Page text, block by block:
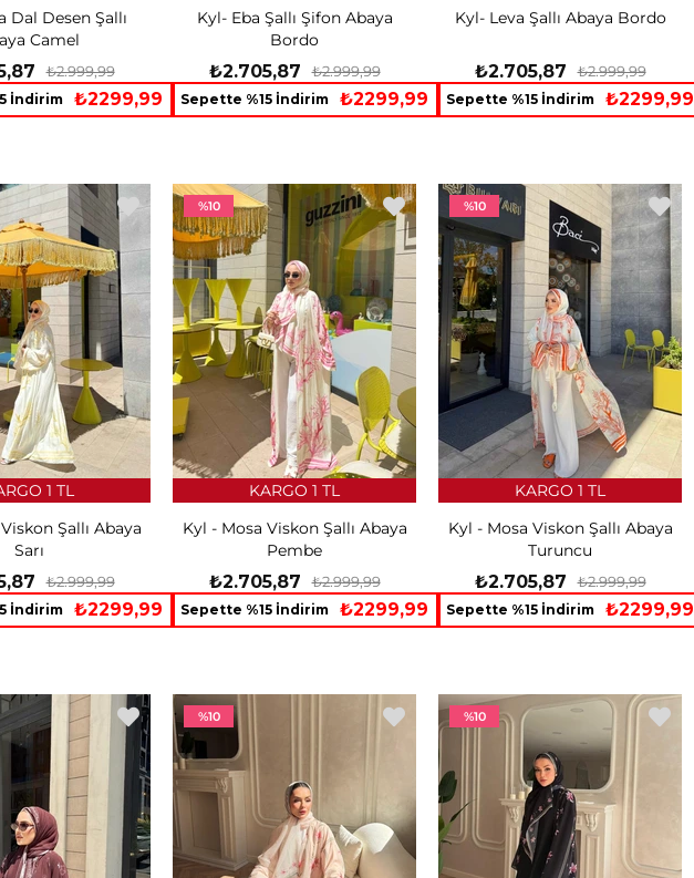
Dal Desen Şallı
Camel
₺2.999,99
İndirim ₺2299,99
Kyl- Eba Şallı Şifon Abaya
Bordo
₺2.705,87 ₺2.999,99
Sepette %15 İndirim ₺2299,99
Kyl- Leva Şallı Abaya Bordo
₺2.705,87 ₺2.999,99
Sepette %15 İndirim ₺2299,99
Şallı Abaya
Sarı
₺2.999,99
İndirim ₺2299,99
1 TL
Kyl - Mosa Viskon Şallı Abaya
Pembe
₺2.705,87 ₺2.999,99
Sepette %15 İndirim ₺2299,99
KARGO 1 TL
%10
Kyl - Mosa Viskon Şallı Abaya
Turuncu
₺2.705,87 ₺2.999,99
Sepette %15 İndirim ₺2299,99
KARGO 1 TL
%10
%10 %10